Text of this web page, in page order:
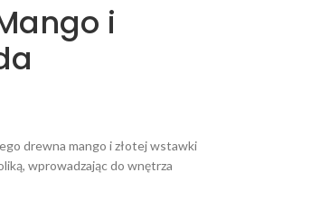
i
drewna mango i złotej wstawki
wprowadzając do wnętrza